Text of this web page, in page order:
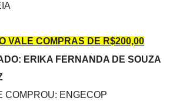
VALE COMPRAS DE R$200,00
ERIKA FERNANDA DE SOUZA
COMPROU: ENGECOP